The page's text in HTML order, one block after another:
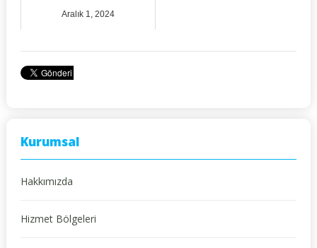
Aralık 1, 2024
Kurumsal
Hakkımızda
Hizmet Bölgeleri